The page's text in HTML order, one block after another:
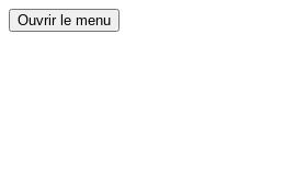
Ouvrir le menu